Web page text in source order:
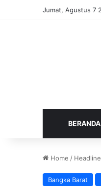
Jumat, Agustus 7
BERANDA
Home / Headline
Bangka Barat